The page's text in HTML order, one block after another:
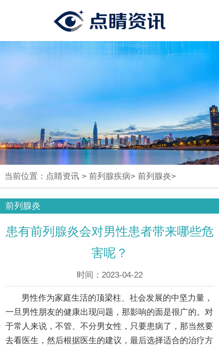
当前位置： 点睛资讯> 前列腺疾病> 前列腺炎>
前列腺炎
患有前列腺炎会对男性患者带来哪些危
害呢？
时间：2023-04-22
男性作为家庭生活的顶梁柱、社会发展的中坚力量，
一旦男性朋友的健康出现问题，那影响的面是很广的。对
于常人来说，不管、不分男女性，只要患病了，那当然要
去看医生，然后根据医生的建议，最后选择适合的治疗方